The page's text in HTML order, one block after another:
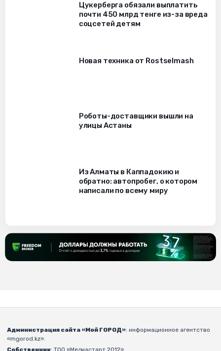
Цукерберга обязали выплатить
почти 450 млрд тенге из-за вреда
соцсетей детям
Новая техника от Rostselmash
Роботы-доставщики вышли на
улицы Астаны
Из Алматы в Каппадокию и
обратно: автопробег, о котором
написали по всему миру
Администрация сайта «Мой ГОРОД»: информационное агентство
«mgorod.kz».